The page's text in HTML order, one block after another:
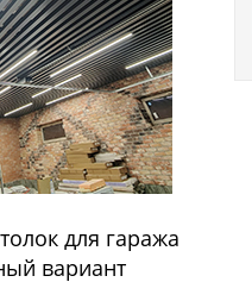
для гаража
вариант